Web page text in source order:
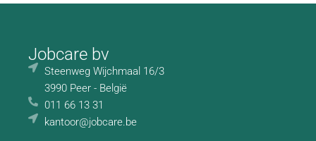
Jobcare bv
Steenweg Wijchmaal 16/3
3990 Peer - België
011 66 13 31
kantoor@jobcare.be